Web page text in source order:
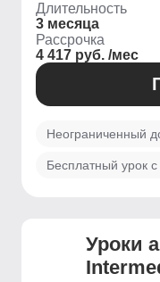
Длительность
3 месяца
Рассрочка
4 417 руб. /мес
Неограниченный
Бесплатный урок
Уроки